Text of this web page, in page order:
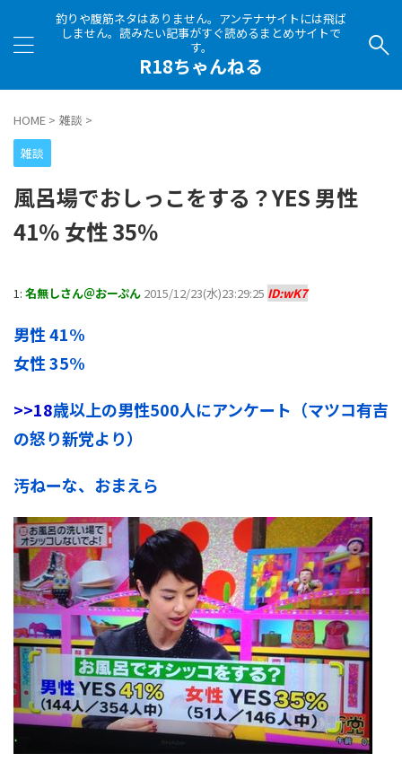
釣りや腹筋ネタはありません。アンテナサイトには飛ば
しません。読みたい記事がすぐ読めるまとめサイトで
す。
R18ちゃんねる
HOME > 雑談 >
雑談
風呂場でおしっこをする？YES 男性
41％ 女性 35％
1: 名無しさん＠おーぷん 2015/12/23(水)23:29:25 ID:wK7
男性 41%
女性 35%
>>18歳以上の男性500人にアンケート（マツコ有吉
の怒り新党より）
汚ねーな、おまえら